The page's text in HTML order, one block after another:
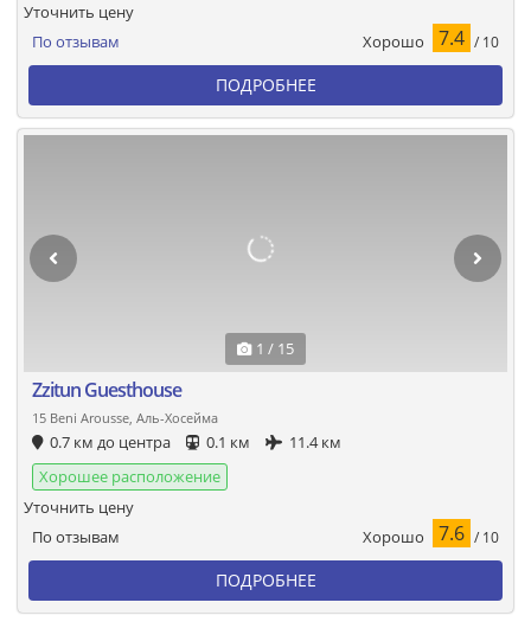
По отзывам Хорошо 7.4 / 10
Уточнить цену
ПОДРОБНЕЕ
1 / 15
Zzitun Guesthouse
15 Beni Arousse, Аль-Хосейма
0.7 км до центра 0.1 км
11.4 км
Хорошее расположение
По отзывам Хорошо 7.6 / 10
Уточнить цену
ПОДРОБНЕЕ